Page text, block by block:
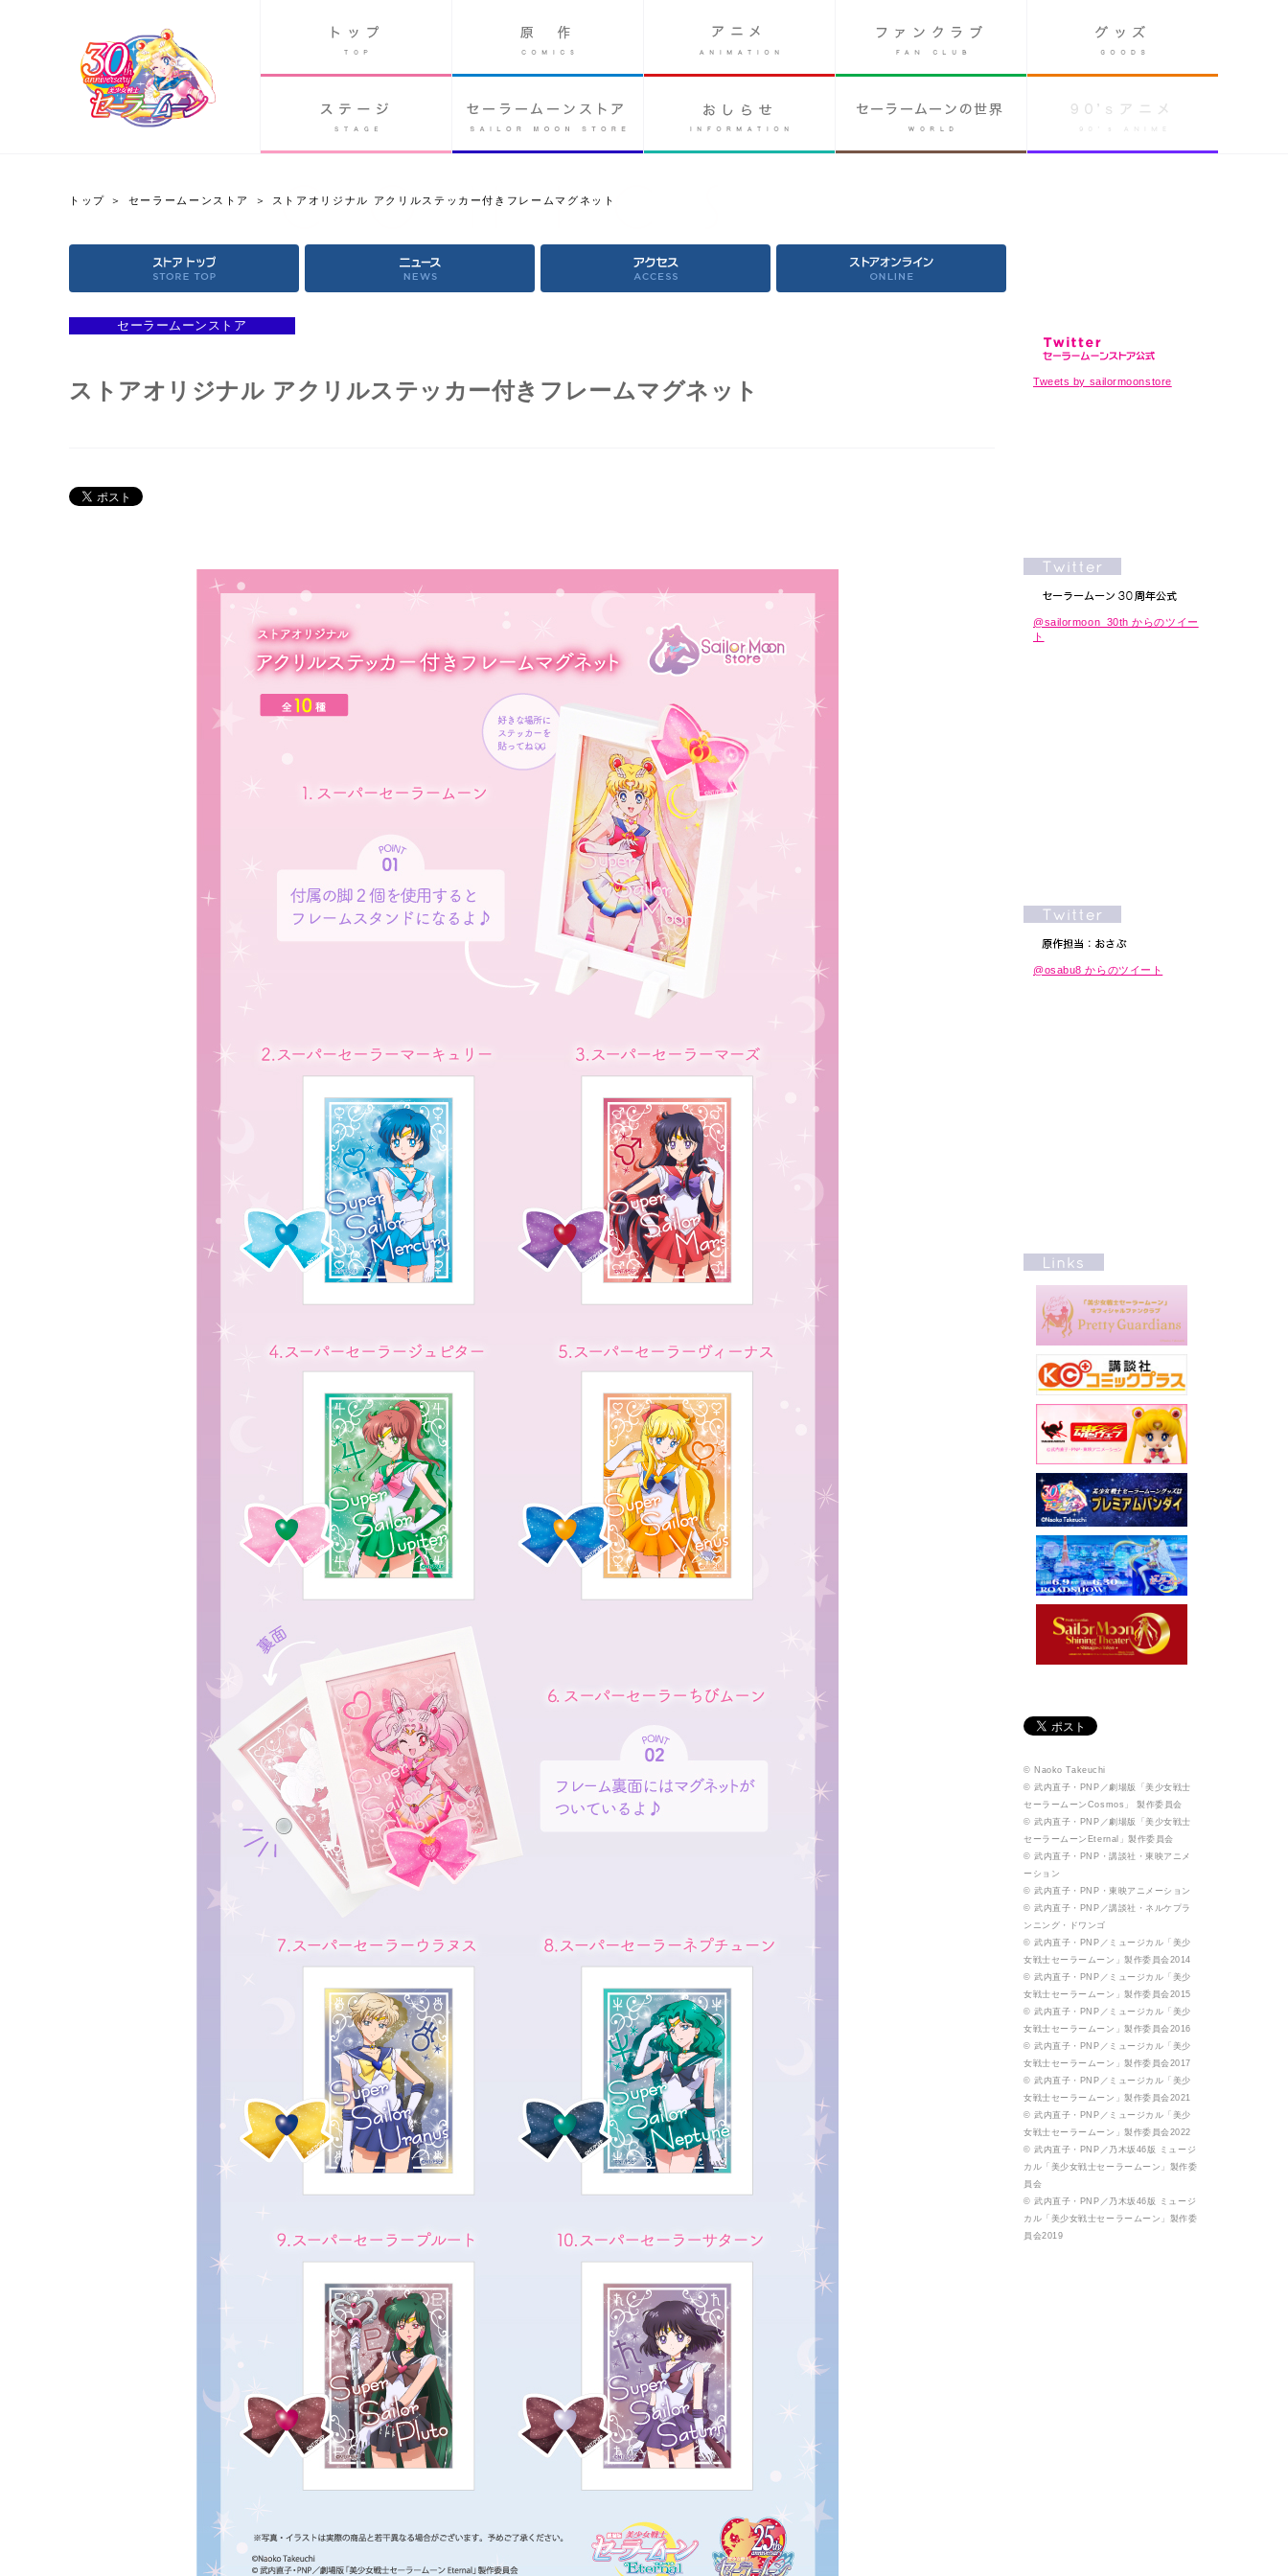
90's アニメPAST ANIME
トップ セーラームーンストア ストアオリジナル アクリルステッカー付きフレームマグネット
セーラームーンストア
ストアオリジナル アクリルステッカー付きフレームマグネット
OFFICIAL STORE
Tweets by sailormoonstore
@sailormoon_30th からのツイー
ト
@osabu8 からのツイート
© Naoko Takeuchi
© 武内直子・PNP／劇場版「美少女戦士
セーラームーンCosmos」 製作委員会
© 武内直子・PNP／劇場版「美少女戦士
セーラームーンEternal」製作委員会
© 武内直子・PNP・講談社・東映アニメ
ーション
© 武内直子・PNP・東映アニメーション
© 武内直子・PNP／講談社・ネルケプラ
ンニング・ドワンゴ
© 武内直子・PNP／ミュージカル「美少
女戦士セーラームーン」製作委員会2014
© 武内直子・PNP／ミュージカル「美少
女戦士セーラームーン」製作委員会2015
© 武内直子・PNP／ミュージカル「美少
女戦士セーラームーン」製作委員会2016
© 武内直子・PNP／ミュージカル「美少
女戦士セーラームーン」製作委員会2017
© 武内直子・PNP／ミュージカル「美少
女戦士セーラームーン」製作委員会2021
© 武内直子・PNP／ミュージカル「美少
女戦士セーラームーン」製作委員会2022
© 武内直子・PNP／乃木坂46版 ミュージ
カル「美少女戦士セーラームーン」製作委
員会
© 武内直子・PNP／乃木坂46版 ミュージ
カル「美少女戦士セーラームーン」製作委
員会2019